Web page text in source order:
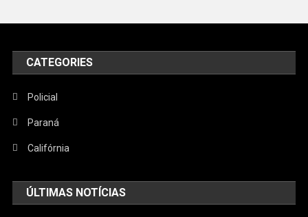
CATEGORIES
Policial
Paraná
Califórnia
ÚLTIMAS NOTÍCIAS